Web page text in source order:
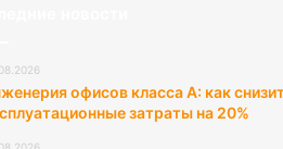
офисов класса А: как
затраты на 20%